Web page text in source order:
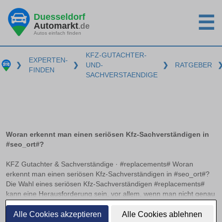
Alle Cookies akzeptieren Alle Cookies ablehnen
Duesseldorf
Automarkt.de
Autos einfach finden ☰
❯
EXPERTEN-
FINDEN
❯
KFZ-GUTACHTER-
UND-
SACHVERSTAENDIGE
❯ RATGEBER
Woran erkennt man einen seriösen Kfz-Sachverständigen in
#seo_ort#?
KFZ Gutachter & Sachverständige · #replacements# Woran
erkennt man einen seriösen Kfz-Sachverständigen in #seo_ort#?
Die Wahl eines seriösen Kfz-Sachverständigen #replacements#
kann eine Herausforderung sein, vor allem, wenn man nicht genau
weiß, worauf zu achten ist. Anerkannte Zertifizierungen und
Verbandsmitgliedschaften können hier als wichtige Indikatoren
weiterlesen